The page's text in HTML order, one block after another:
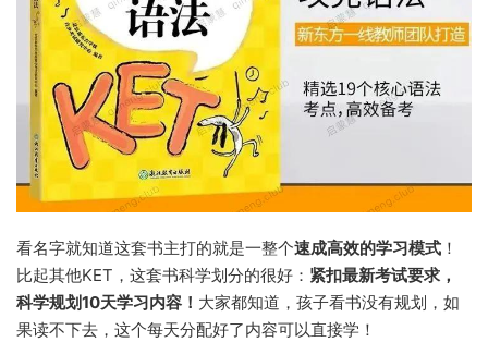
看名字就知道这套书主打的就是一整个速成高效的学习模式 ！
比起其他KET，这套书科学划分的很好： 紧扣最新考试要求，
科学规划10天学习内容！ 大家都知道，孩子看书没有规划，如
果读不下去，这个每天分配好了内容可以直接学！